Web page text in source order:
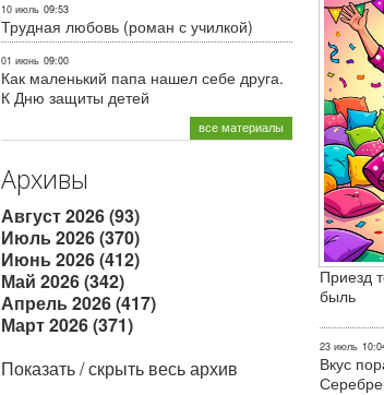
10 июль 09:53
Трудная любовь (роман с училкой)
01 июнь 09:00
Как маленький папа нашел себе друга.
К Дню защиты детей
все материалы
Архивы
Август 2026 (93)
Июль 2026 (370)
Июнь 2026 (412)
Май 2026 (342)
Апрель 2026 (417)
Март 2026 (371)
Показать / скрыть весь архив
Приезд
быль
23 июль
Вкус